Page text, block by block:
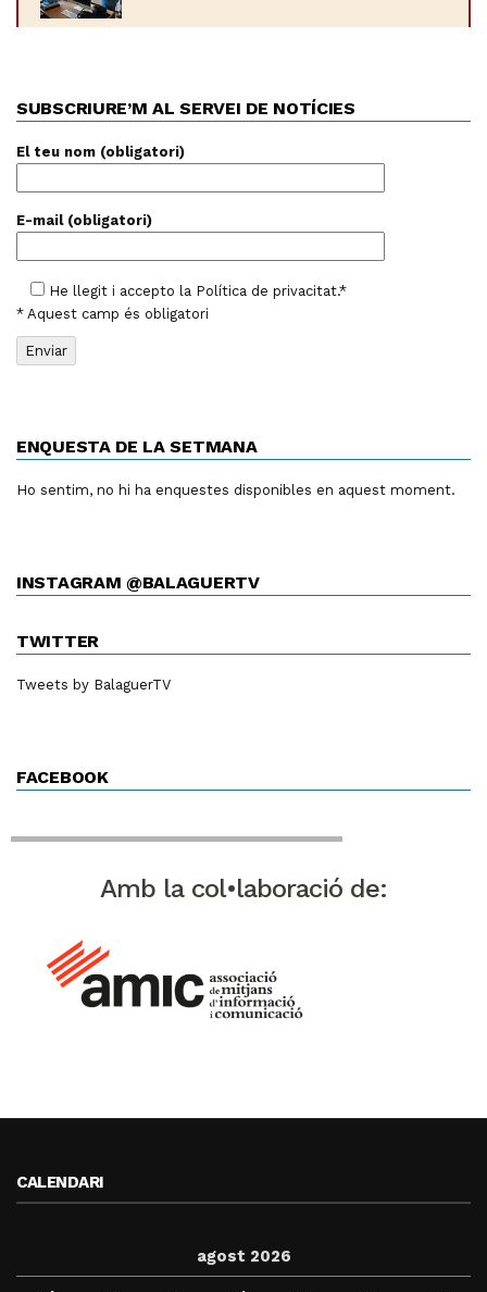
SUBSCRIURE’M AL SERVEI DE NOTÍCIES
El teu nom (obligatori)
E-mail (obligatori)
He llegit i accepto la Política de privacitat.*
* Aquest camp és obligatori
ENQUESTA DE LA SETMANA
Ho sentim, no hi ha enquestes disponibles en aquest moment.
INSTAGRAM @BALAGUERTV
TWITTER
Tweets by BalaguerTV
FACEBOOK
Amb la col•laboració de:
CALENDARI
agost 2026